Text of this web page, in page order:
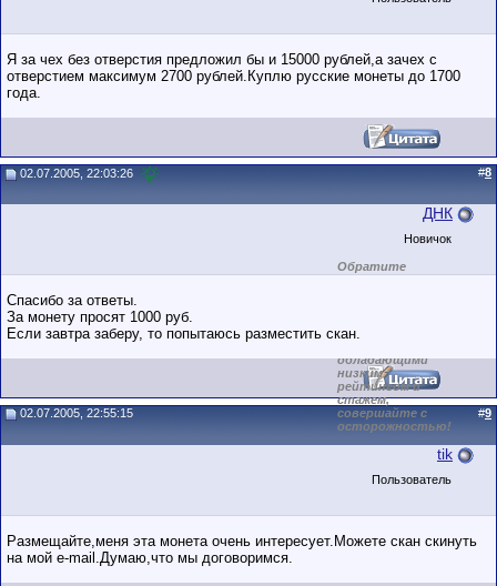
Я за чех без отверстия предложил бы и 15000 рублей,а зачех с
отверстием максимум 2700 рублей.Куплю русские монеты до 1700
года.
02.07.2005, 22:03:26 #8
ДНК
Новичок
Обратите
внимание на
Сделки с
обладающими
низким
рейтингом и
стажем,
совершайте с
осторожностью!
Спасибо за ответы.
За монету просят 1000 руб.
Если завтра заберу, то попытаюсь разместить скан.
02.07.2005, 22:55:15 #9
tik
Пользователь
Размещайте,меня эта монета очень интересует.Можете скан скинуть
на мой e-mail.Думаю,что мы договоримся.